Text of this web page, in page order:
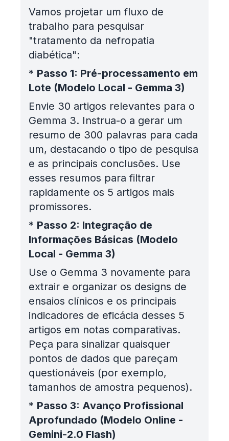
Vamos projetar um fluxo de
trabalho para pesquisar
"tratamento da nefropatia
diabética":
* Passo 1: Pré-processamento em
Lote (Modelo Local - Gemma 3)
Envie 30 artigos relevantes para o
Gemma 3. Instrua-o a gerar um
resumo de 300 palavras para cada
um, destacando o tipo de pesquisa
e as principais conclusões. Use
esses resumos para filtrar
rapidamente os 5 artigos mais
promissores.
* Passo 2: Integração de
Informações Básicas (Modelo
Local - Gemma 3)
Use o Gemma 3 novamente para
extrair e organizar os designs de
ensaios clínicos e os principais
indicadores de eficácia desses 5
artigos em notas comparativas.
Peça para sinalizar quaisquer
pontos de dados que pareçam
questionáveis (por exemplo,
tamanhos de amostra pequenos).
* Passo 3: Avanço Profissional
Aprofundado (Modelo Online -
Gemini-2.0 Flash)